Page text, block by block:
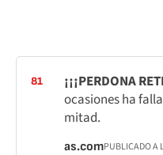
81 ¡¡¡PERDONA
ocasiones ha
mitad.
as.comPUBLICADO A